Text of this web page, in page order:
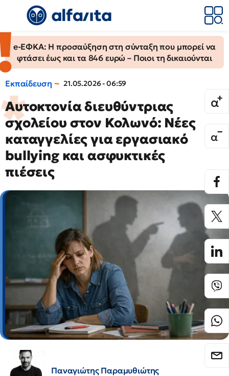
e-ΕΦΚΑ: Η προσαύξηση στη σύνταξη που μπορεί να
φτάσει έως και τα 846 ευρώ – Ποιοι τη δικαιούνται
Εκπαίδευση 21.05.2026 - 06:59
Αυτοκτονία διευθύντριας
σχολείου στον Κολωνό: Νέες
καταγγελίες για εργασιακό
bullying και ασφυκτικές
πιέσεις
Παναγιώτης Παραμυθιώτης